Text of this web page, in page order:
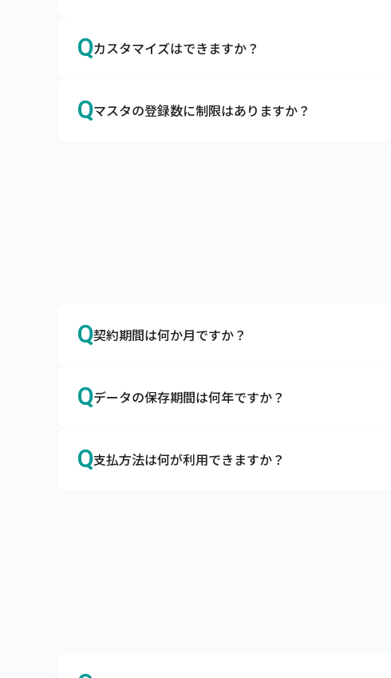
A
日本国内で最大のシェアを誇るブラウザ、Google
Qカスタマイズはできますか？
A
キャムマックスはカスタマイズなしでも、機能的に
Qマスタの登録数に制限はありますか？
Q契約期間は何か月ですか？
A
解約をご希望の場合は、契約期間満了の2か月前ま
Qデータの保存期間は何年ですか？
A
Q支払方法は何が利用できますか？
なお、口座引落（口座振替）をご利用できますの